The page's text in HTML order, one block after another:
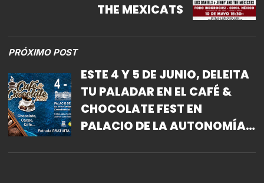
THE MEXICATS
PRÓXIMO POST
ESTE 4 Y 5 DE JUNIO, DELEITA
TU PALADAR EN EL CAFÉ &
CHOCOLATE FEST EN
PALACIO DE LA AUTONOMÍA